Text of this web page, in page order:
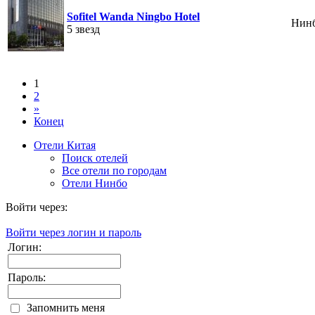
Sofitel Wanda Ningbo Hotel
5 звезд
1
2
»
Конец
Отели Китая
Поиск отелей
Все отели по городам
Отели Нинбо
Войти через:
Войти через логин и пароль
Логин:
Пароль:
Запомнить меня